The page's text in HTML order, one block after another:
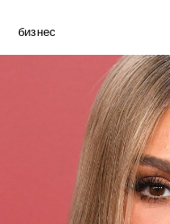
бизнес